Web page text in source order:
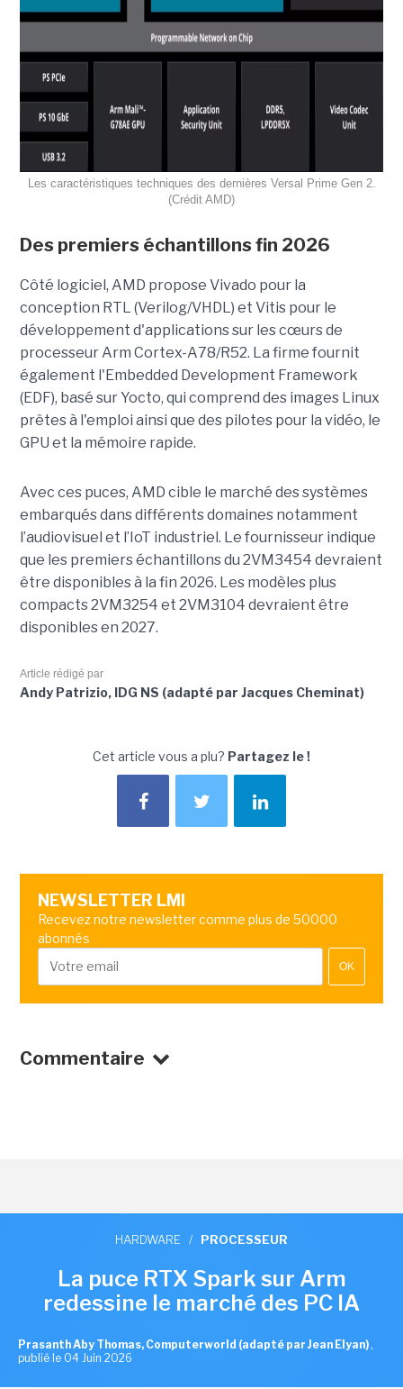
Les caractéristiques techniques des dernières Versal Prime Gen 2.
(Crédit AMD)
Des premiers échantillons fin 2026
Côté logiciel, AMD propose Vivado pour la
conception RTL (Verilog/VHDL) et Vitis pour le
développement d'applications sur les cœurs de
processeur Arm Cortex-A78/R52. La firme fournit
également l'Embedded Development Framework
(EDF), basé sur Yocto, qui comprend des images Linux
prêtes à l'emploi ainsi que des pilotes pour la vidéo, le
GPU et la mémoire rapide.
Avec ces puces, AMD cible le marché des systèmes
embarqués dans différents domaines notamment
l’audiovisuel et l’IoT industriel. Le fournisseur indique
que les premiers échantillons du 2VM3454 devraient
être disponibles à la fin 2026. Les modèles plus
compacts 2VM3254 et 2VM3104 devraient être
disponibles en 2027.
Article rédigé par
Andy Patrizio, IDG NS (adapté par Jacques Cheminat)
Cet article vous a plu? Partagez le !
NEWSLETTER LMI
Recevez notre newsletter comme plus de 50000
abonnés
OK
Commentaire
HARDWARE / PROCESSEUR
La puce RTX Spark sur Arm
redessine le marché des PC IA
Prasanth Aby Thomas, Computerworld (adapté par Jean Elyan) ,
publié le 04 Juin 2026